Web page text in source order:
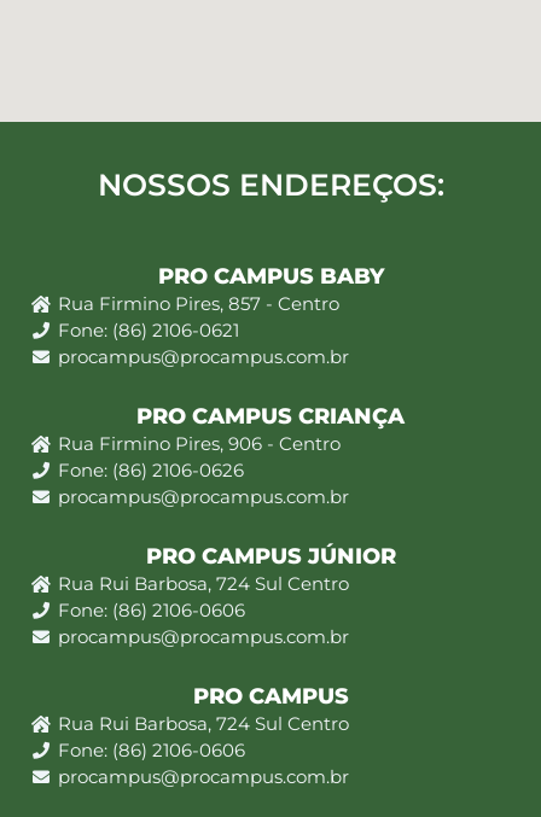
NOSSOS ENDEREÇOS:
PRO CAMPUS BABY
Rua Firmino Pires, 857 - Centro
Fone: (86) 2106-0621
procampus@procampus.com.br
PRO CAMPUS CRIANÇA
Rua Firmino Pires, 906 - Centro
Fone: (86) 2106-0626
procampus@procampus.com.br
PRO CAMPUS JÚNIOR
Rua Rui Barbosa, 724 Sul Centro
Fone: (86) 2106-0606
procampus@procampus.com.br
PRO CAMPUS
Rua Rui Barbosa, 724 Sul Centro
Fone: (86) 2106-0606
procampus@procampus.com.br